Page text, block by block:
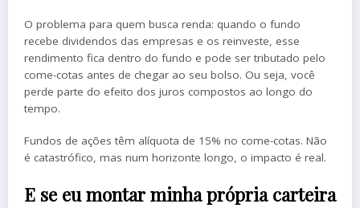
O problema para quem busca renda: quando o fundo
recebe dividendos das empresas e os reinveste, esse
rendimento fica dentro do fundo e pode ser tributado pelo
come-cotas antes de chegar ao seu bolso. Ou seja, você
perde parte do efeito dos juros compostos ao longo do
tempo.
Fundos de ações têm alíquota de 15% no come-cotas. Não
é catastrófico, mas num horizonte longo, o impacto é real.
E se eu montar minha própria carteira